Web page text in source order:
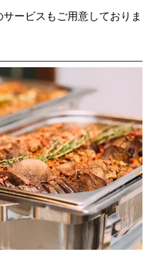
ービスもご用意しておりま